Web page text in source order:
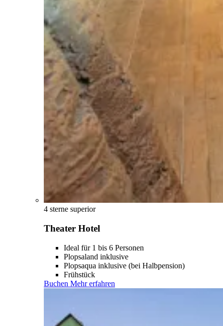
4 sterne superior
Theater Hotel
Ideal für 1 bis 6 Personen
Plopsaland inklusive
Plopsaqua inklusive (bei Halbpension)
Frühstück
Buchen Mehr erfahren